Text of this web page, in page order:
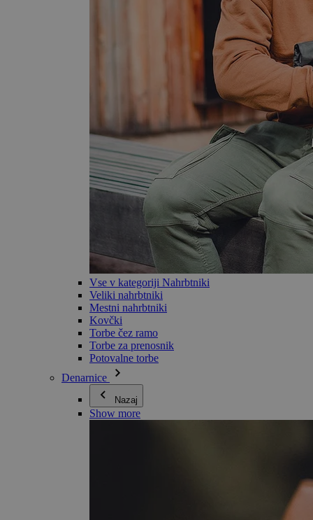
Vse v kategoriji Nahrbtniki
Veliki nahrbtniki
Mestni nahrbtniki
Kovčki
Torbe čez ramo
Torbe za prenosnik
Potovalne torbe
Denarnice
Nazaj
Show more